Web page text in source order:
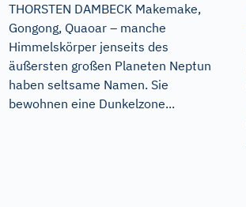
THORSTEN DAMBECK Makemake,
Gongong, Quaoar – manche
Himmelskörper jenseits des
äußersten großen Planeten Neptun
haben seltsame Namen. Sie
bewohnen eine Dunkelzone...